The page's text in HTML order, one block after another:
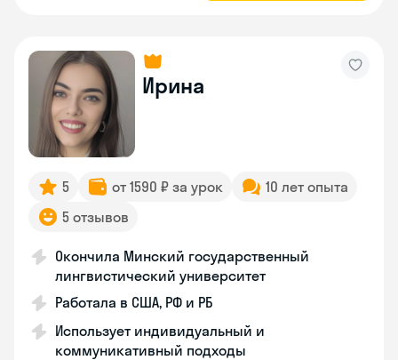
Ирина
5 от 1590 ₽ за урок
10 лет опыта
5 отзывов
Окончила Минский государственный
лингвистический университет
Работала в США, РФ и РБ
Использует индивидуальный и
коммуникативный подходы